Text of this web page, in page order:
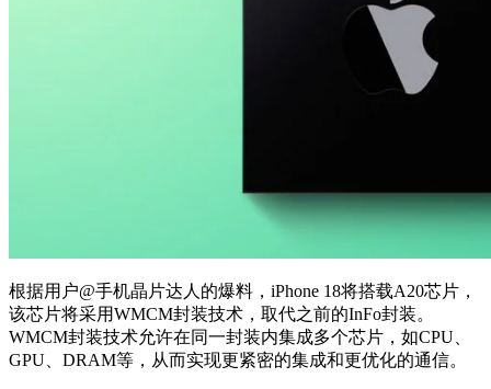
根据用户@手机晶片达人的爆料，iPhone 18将搭载A20芯片，
该芯片将采用WMCM封装技术，取代之前的InFo封装。
WMCM封装技术允许在同一封装内集成多个芯片，如CPU、
GPU、DRAM等，从而实现更紧密的集成和更优化的通信。